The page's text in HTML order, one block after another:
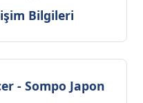
Bilgileri
- Sompo Japon